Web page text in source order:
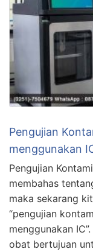
Pengujian
menggunakan
Pengujian
membahas
maka sekarang
“pengujian
menggunakan
obat bertujuan